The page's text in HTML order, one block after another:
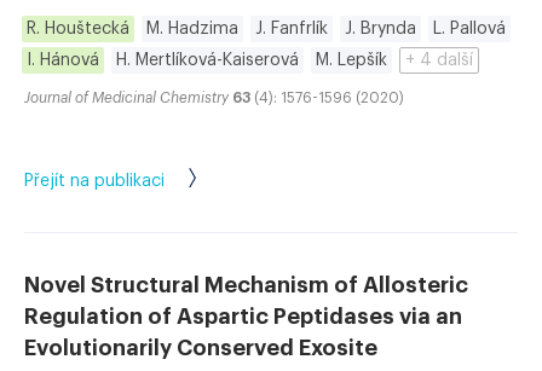
R. Houštecká M. Hadzima J. Fanfrlík J. Brynda
L. Pallová
I. Hánová
H. Mertlíková-Kaiserová M. Lepšík + 4 další
Journal of Medicinal Chemistry 63 (4): 1576-1596 (2020)
Přejít na publikaci
Novel Structural Mechanism of Allosteric
Regulation of Aspartic Peptidases via an
Evolutionarily Conserved Exosite